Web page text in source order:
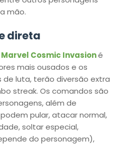
mão.
direta
Marvel Cosmic Invasioné
mais ousados e os
luta, terão diversão extra
streak. Os comandos são
além de
pular, atacar normal,
soltar especial,
do personagem),